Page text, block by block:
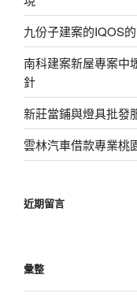
九份子建案的IQOS
南科建案新屋專案中
針
新莊當鋪與燈具批發
雲林汽車借款專業桃
近期留言
彙整